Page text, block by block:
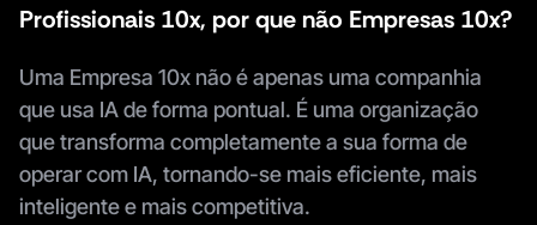
Profissionais 10x, por que não Empresas 10x?
Uma Empresa 10x não é apenas uma companhia
que usa IA de forma pontual. É uma organização
que transforma completamente a sua forma de
operar com IA, tornando-se mais eficiente, mais
inteligente e mais competitiva.